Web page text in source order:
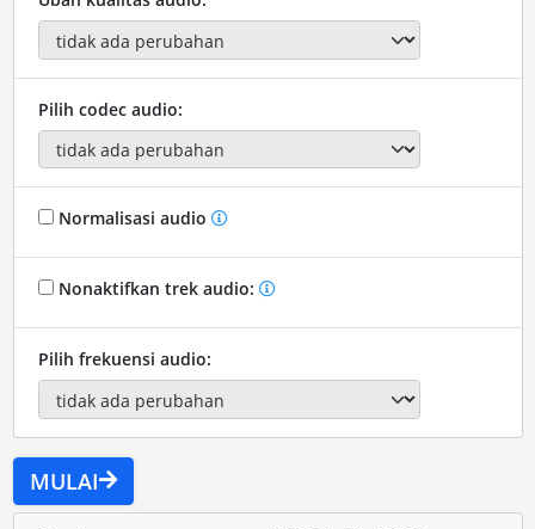
Pilih codec audio:
Normalisasi audio
Nonaktifkan trek audio:
Pilih frekuensi audio:
MULAI